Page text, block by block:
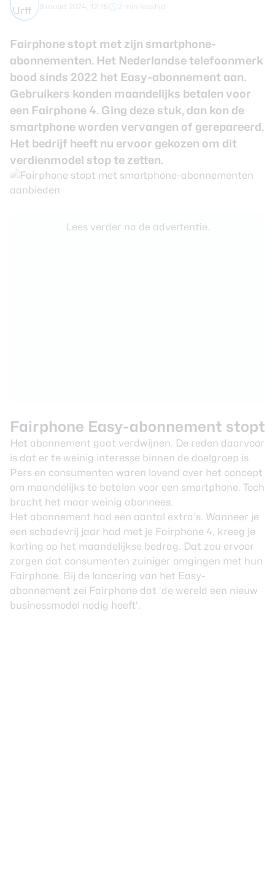
8 maart 2024, 12:15 2 min leestijd
Fairphone stopt met zijn smartphone-
abonnementen. Het Nederlandse telefoonmerk
bood sinds 2022 het Easy-abonnement aan.
Gebruikers konden maandelijks betalen voor
een Fairphone 4. Ging deze stuk, dan kon de
smartphone worden vervangen of gerepareerd.
Het bedrijf heeft nu ervoor gekozen om dit
verdienmodel stop te zetten.
Lees verder na de advertentie.
Fairphone Easy-abonnement stopt
Het abonnement gaat verdwijnen. De reden daarvoor
is dat er te weinig interesse binnen de doelgroep is.
Pers en consumenten waren lovend over het concept
om maandelijks te betalen voor een smartphone. Toch
bracht het maar weinig abonnees.
Het abonnement had een aantal extra’s. Wanneer je
een schadevrij jaar had met je Fairphone 4, kreeg je
korting op het maandelijkse bedrag. Dat zou ervoor
zorgen dat consumenten zuiniger omgingen met hun
Fairphone. Bij de lancering van het Easy-
abonnement zei Fairphone dat ‘de wereld een nieuw
businessmodel nodig heeft’.
Login
Over ons